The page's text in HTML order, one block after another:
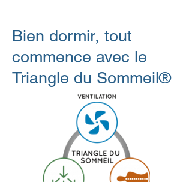
Bien dormir, tout
commence avec le
Triangle du Sommeil®